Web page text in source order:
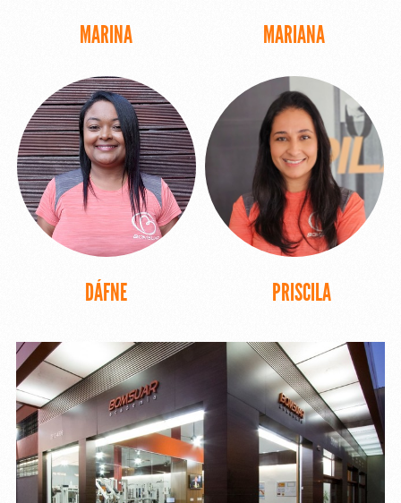
MARINA MARIANA
DÁFNE PRISCILA